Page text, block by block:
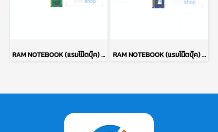
RAM NOTEBOOK (แรมโน๊ตบุ๊ค) KINGSTON VALUE DDR3L 4GB (4GBX1) 1600MHz P13891 RAM NOTEBOOK (แรมโน๊ตบุ๊ค) HYNIX DDR3L 4GB (4GBX1) 1600MHz 16CHIP P13485